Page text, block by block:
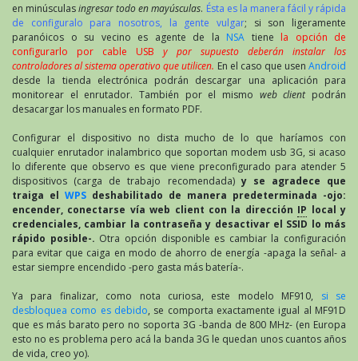
en minúsculasingresar todo en mayúsculas. Ésta es la manera fácil y rápida
de configuralo para nosotros, la gente vulgar; si son ligeramente
paranóicos o su vecino es agente de la NSA tiene la opción de
configurarlo por cable USB y por supuesto deberán instalar los
controladores al sistema operativo que utilicen. En el caso que usenAndroid
desde la tienda electrónica podrán descargar una aplicación para
monitorear el enrutador. También por el mismo web client podrán
desacargar los manuales en formato PDF.
Configurar el dispositivo no dista mucho de lo que haríamos con
cualquier enrutador inalambrico que soportan modem usb 3G, si acaso
lo diferente que observo es que viene preconfigurado para atender 5
dispositivos (carga de trabajo recomendada)y se agradece que
traiga el WPS deshabilitado de manera predeterminada -ojo:
encender, conectarse vía web client con la dirección IP local y
credenciales, cambiar la contraseña y desactivar el SSID lo más
rápido posible-. Otra opción disponible es cambiar la configuración
para evitar que caiga en modo de ahorro de energía -apaga la señal- a
estar siempre encendido -pero gasta más batería-.
Ya para finalizar, como nota curiosa, este modelo MF910, si se
desbloquea como es debido, se comporta exactamente igual al MF91D
que es más barato pero no soporta 3G -banda de 800 MHz- (en Europa
esto no es problema pero acá la banda 3G le quedan unos cuantos años
de vida, creo yo).